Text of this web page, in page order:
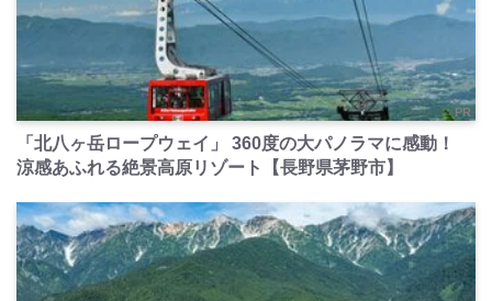
PR
「北八ヶ岳ロープウェイ」 360度の大パノラマに感動！
涼感あふれる絶景高原リゾート【長野県茅野市】